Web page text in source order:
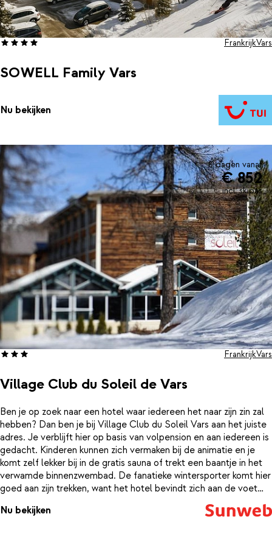
SOWELL Family Vars
FrankrijkVars
Nu bekijken
8 dagen vanaf
€ 852
incl. skipas
Village Club du Soleil de Vars
FrankrijkVars
Ben je op zoek naar een hotel waar iedereen het naar zijn zin zal
hebben? Dan ben je bij Village Club du Soleil Vars aan het juiste
adres. Je verblijft hier op basis van volpension en aan iedereen is
gedacht. Kinderen kunnen zich vermaken bij de animatie en je
komt zelf lekker bij in de gratis sauna of trekt een baantje in het
verwamde binnenzwembad. De fanatieke wintersporter komt hier
goed aan zijn trekken, want het hotel bevindt zich aan de voet
van de piste in een mooie, bosrijke omgeving. Dat wordt een fijne
wintersport!
Nu bekijken